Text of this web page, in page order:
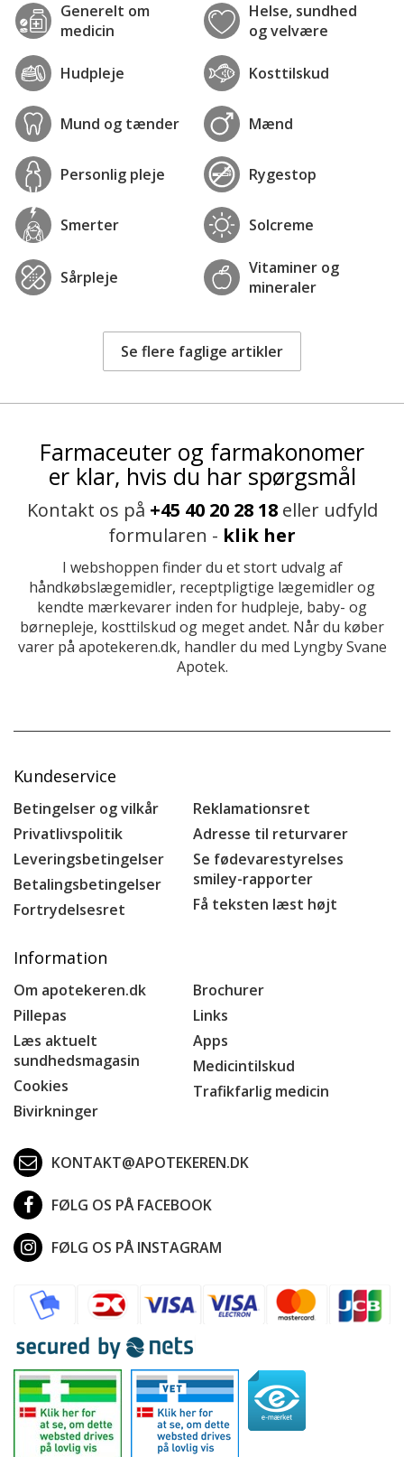
Generelt om
medicin
Helse, sundhed
og velvære
Hudpleje Kosttilskud
Mund og tænder Mænd
Personlig pleje Rygestop
Smerter Solcreme
Sårpleje
Vitaminer og
mineraler
Se flere faglige artikler
Farmaceuter og farmakonomer
er klar, hvis du har spørgsmål
Kontakt os på +45 40 20 28 18eller udfyld
formularen - klik her
I webshoppen finder du et stort udvalg af
håndkøbslægemidler, receptpligtige lægemidler og
kendte mærkevarer inden for hudpleje, baby- og
børnepleje, kosttilskud og meget andet. Når du køber
varer på apotekeren.dk, handler du med Lyngby Svane
Apotek.
Kundeservice
Betingelser og vilkår
Privatlivspolitik
Leveringsbetingelser
Betalingsbetingelser
Fortrydelsesret
Reklamationsret
Adresse til returvarer
Se fødevarestyrelses
smiley-rapporter
Få teksten læst højt
Information
Om apotekeren.dk
Pillepas
Læs aktuelt
sundhedsmagasin
Cookies
Bivirkninger
Brochurer
Links
Apps
Medicintilskud
Trafikfarlig medicin
KONTAKT@APOTEKEREN.DK
FØLG OS PÅ FACEBOOK
FØLG OS PÅ INSTAGRAM